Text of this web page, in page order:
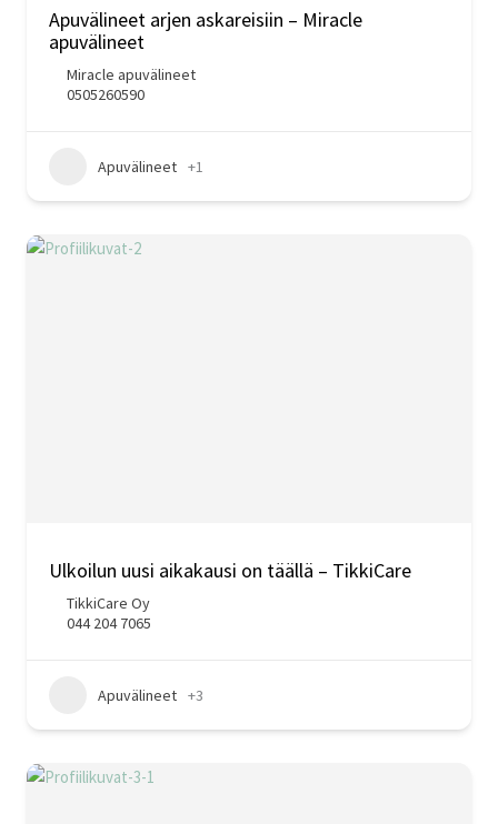
Apuvälineet arjen askareisiin – Miracle
apuvälineet
Miracle apuvälineet
0505260590
Apuvälineet +1
Ulkoilun uusi aikakausi on täällä – TikkiCare
TikkiCare Oy
044 204 7065
Apuvälineet +3